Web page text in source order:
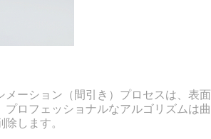
ーション（間引き）プロセスは、表面
ロフェッショナルなアルゴリズムは曲
します。